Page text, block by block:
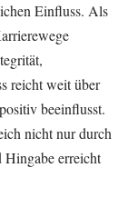
Einfluss. Als
reicht weit über
beeinflusst.
nicht nur durch
Hingabe erreicht